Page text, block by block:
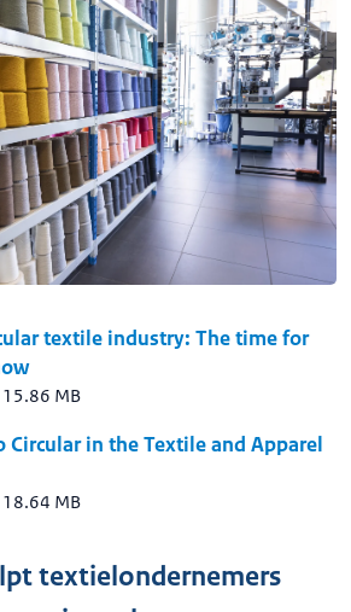
textile industry: The time for
15.86 MB
Circular in the Textile and Apparel
18.64 MB
textielondernemers